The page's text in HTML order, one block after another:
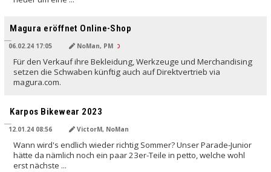
Magura eröffnet Online-Shop
06.02.24 17:05 NoMan, PM
Für den Verkauf ihre Bekleidung, Werkzeuge und Merchandising
setzen die Schwaben künftig auch auf Direktvertrieb via
magura.com.
Karpos Bikewear 2023
12.01.24 08:56 VictorM, NoMan
Wann wird's endlich wieder richtig Sommer? Unser Parade-Junior
hätte da nämlich noch ein paar 23er-Teile in petto, welche wohl
erst nächste ...